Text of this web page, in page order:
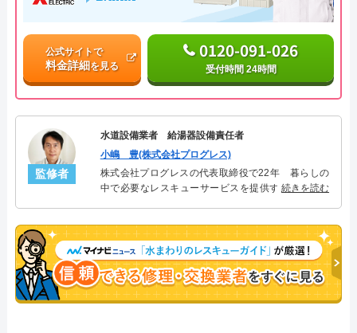
公式サイトで
料金詳細を見る
0120-091-026
受付時間 24時間
監修者
水道設備業者 給湯器設備責任者
小嶋 豊(株式会社プログレス)
株式会社プログレスの代表取締役で22年 暮らしの
中で必要なレスキューサービスを提供する株式会社
決。多くのお客様に信頼される「給湯器」のスペシ
ャリスト。
続きを読む